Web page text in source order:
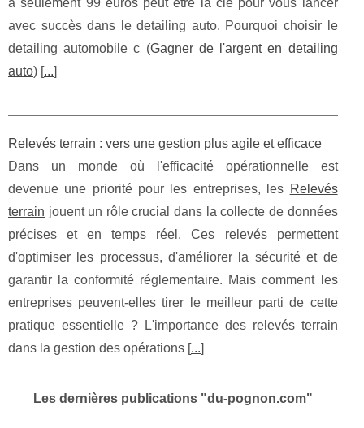
à seulement 99 euros peut être la clé pour vous lancer
avec succès dans le detailing auto. Pourquoi choisir le
detailing automobile c (Gagner de l'argent en detailing
auto) [...]
Relevés terrain : vers une gestion plus agile et efficace
Dans un monde où l'efficacité opérationnelle est
devenue une priorité pour les entreprises, les Relevés
terrain jouent un rôle crucial dans la collecte de données
précises et en temps réel. Ces relevés permettent
d'optimiser les processus, d'améliorer la sécurité et de
garantir la conformité réglementaire. Mais comment les
entreprises peuvent-elles tirer le meilleur parti de cette
pratique essentielle ? L'importance des relevés terrain
dans la gestion des opérations [...]
Les dernières publications "du-pognon.com"